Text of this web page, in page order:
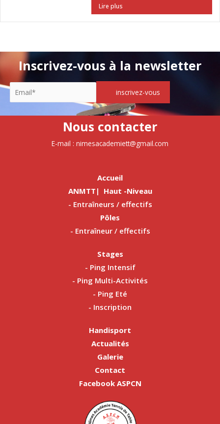
Lire plus
Inscrivez-vous à la newsletter
Nous contacter
E-mail : nimesacademiett@gmail.com
Accueil
ANMTT| Haut -Niveau
- Entraîneurs / effectifs
Pôles
- Entraîneur / effectifs
Stages
- Ping Intensif
- Ping Multi-Activités
- Ping Eté
- Inscription
Handisport
Actualités
Galerie
Contact
Facebook ASPCN